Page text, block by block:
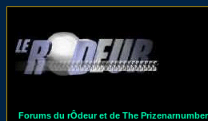
Forums du rÔdeur et de The